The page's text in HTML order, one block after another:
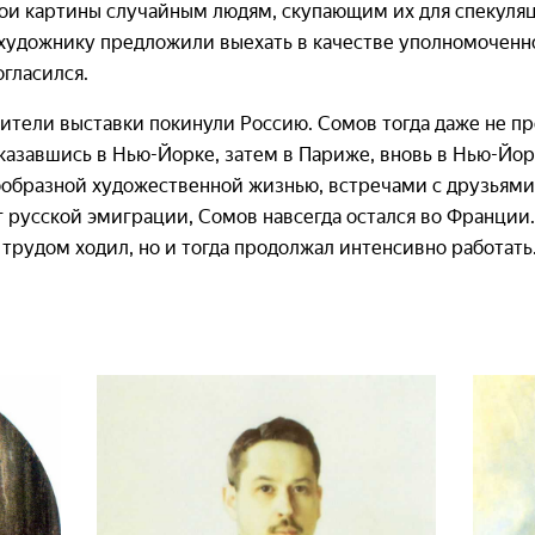
картины случайным людям, скупающим их для
предложили выехать в качестве
выставки покинули Россию. Сомов тогда даже не
в Нью-Йорке, затем в Париже, вновь в Нью-
художественной жизнью, встречами с
русской эмиграции, Сомов навсегда остался во
ходил, но и тогда продолжал интенсивно